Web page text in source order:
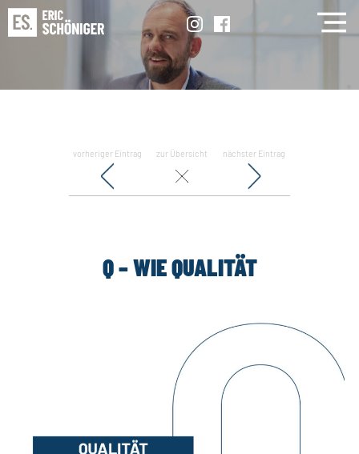
vorheriger Eintrag zur Übersicht nächster Eintrag
Q – WIE QUALITÄT